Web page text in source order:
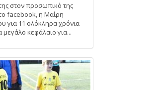
στον προσωπικό της
facebook, η Μαίρη
για 11 ολόκληρα χρόνια
μεγάλο κεφάλαιο για...